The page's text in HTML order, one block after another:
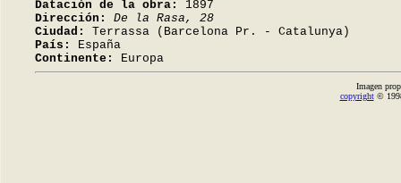
Datación de la obra:
1897
Dirección:
De la Rasa, 28
Ciudad:
Terrassa (Barcelona Pr. - Catalunya)
País:
España
Continente:
Europa
Imagen
copyright©